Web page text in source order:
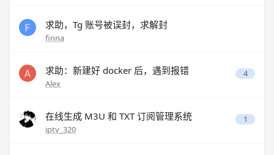
求助，Tg 账号被误封，求解封
finna
求助：新建好 docker 后，遇到报错
Alex
4
在线生成 M3U 和 TXT 订阅管理系统
iptv_320
1